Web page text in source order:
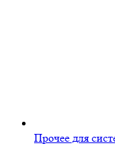
Прочее для